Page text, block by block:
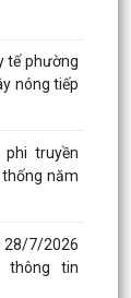
tế phường
nóng tiếp
truyền
năm
28/7/2026
thông tin